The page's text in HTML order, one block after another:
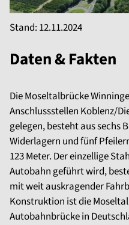
Stand: 12.11.2024
Daten & Fakten
Die Moseltalbrücke
Anschlussstellen Koblenz/
gelegen, besteht aus sechs
Widerlagern und fünf
123 Meter. Der einzellige
Autobahn geführt wird,
mit weit auskragender
Konstruktion ist die
Autobahnbrücke in